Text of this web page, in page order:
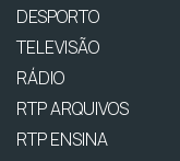
DESPORTO
TELEVISÃO
RÁDIO
RTP ARQUIVOS
RTP ENSINA